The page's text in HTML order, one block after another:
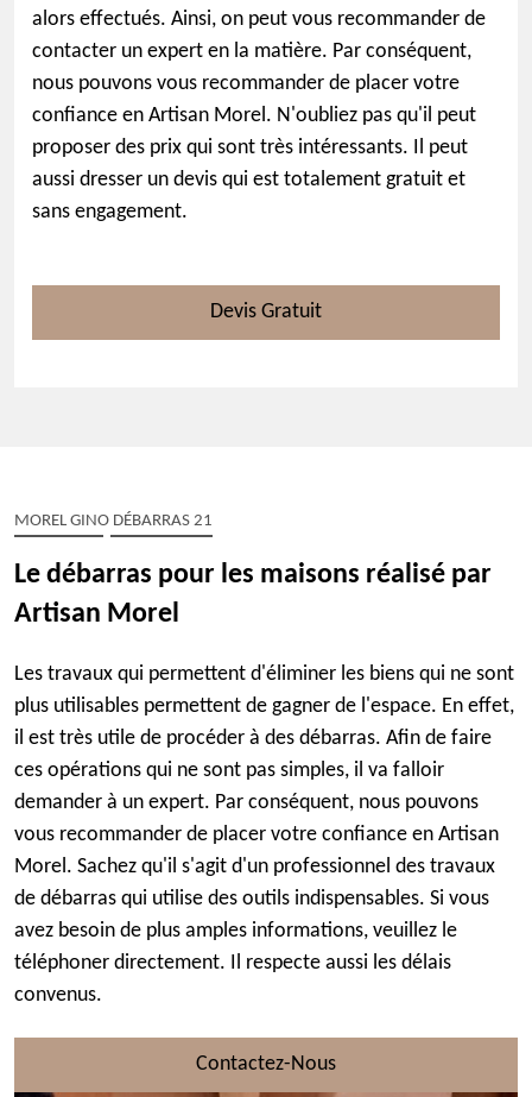
alors effectués. Ainsi, on peut vous recommander de
contacter un expert en la matière. Par conséquent,
nous pouvons vous recommander de placer votre
confiance en Artisan Morel. N'oubliez pas qu'il peut
proposer des prix qui sont très intéressants. Il peut
aussi dresser un devis qui est totalement gratuit et
sans engagement.
Devis Gratuit
MOREL GINO DÉBARRAS 21
Le débarras pour les maisons réalisé par
Artisan Morel
Les travaux qui permettent d'éliminer les biens qui ne sont
plus utilisables permettent de gagner de l'espace. En effet,
il est très utile de procéder à des débarras. Afin de faire
ces opérations qui ne sont pas simples, il va falloir
demander à un expert. Par conséquent, nous pouvons
vous recommander de placer votre confiance en Artisan
Morel. Sachez qu'il s'agit d'un professionnel des travaux
de débarras qui utilise des outils indispensables. Si vous
avez besoin de plus amples informations, veuillez le
téléphoner directement. Il respecte aussi les délais
convenus.
Contactez-Nous